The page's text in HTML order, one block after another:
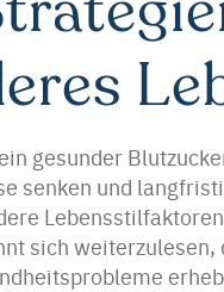
gesunder
senken und
sich